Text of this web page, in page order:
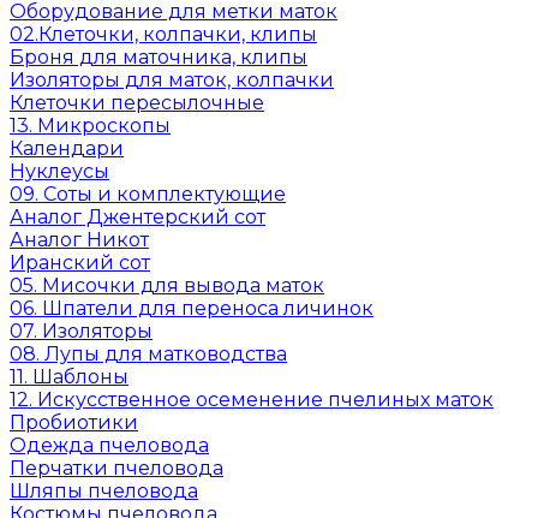
Оборудование для метки маток
02.Клеточки, колпачки, клипы
Броня для маточника, клипы
Изоляторы для маток, колпачки
Клеточки пересылочные
13. Микроскопы
Календари
Нуклеусы
09. Соты и комплектующие
Аналог Джентерский сот
Аналог Никот
Иранский сот
05. Мисочки для вывода маток
06. Шпатели для переноса личинок
07. Изоляторы
08. Лупы для матководства
11. Шаблоны
12. Искусственное осеменение пчелиных маток
Пробиотики
Одежда пчеловода
Перчатки пчеловода
Шляпы пчеловода